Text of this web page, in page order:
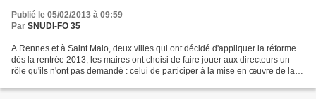
Publié le 05/02/2013 à 09:59
Par SNUDI-FO 35
A Rennes et à Saint Malo, deux villes qui ont décidé d'appliquer la réforme
dès la rentrée 2013, les maires ont choisi de faire jouer aux directeurs un
rôle qu'ils n'ont pas demandé : celui de participer à la mise en œuvre de la